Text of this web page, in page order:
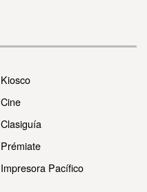
Kiosco
Cine
Clasiguía
Prémiate
Impresora Pacífico